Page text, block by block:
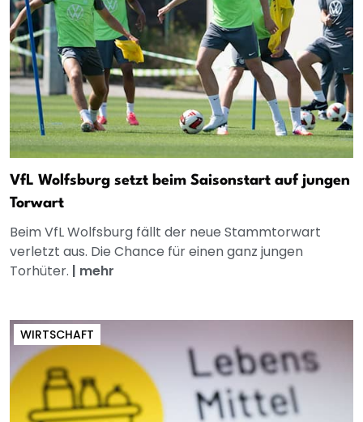
VfL Wolfsburg setzt beim Saisonstart auf jungen
Torwart
Beim VfL Wolfsburg fällt der neue Stammtorwart
verletzt aus. Die Chance für einen ganz jungen
Torhüter. | mehr
WIRTSCHAFT